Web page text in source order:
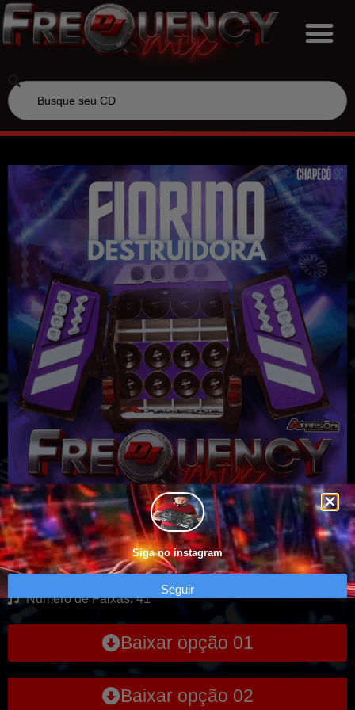
CD Fiorino Destruidora – Chapecó SC
Numero de Faixas: 41
Baixar opção 01
Baixar opção 02
Siga no instagram
Seguir